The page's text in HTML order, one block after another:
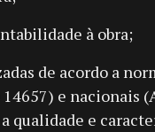
à obra;
de acordo a
e nacionais
qualidade e